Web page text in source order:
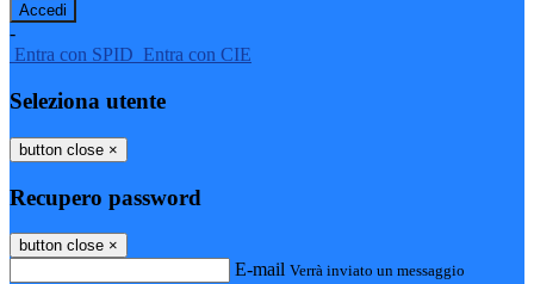
-
Entra con SPID Entra con CIE
Seleziona utente
button close ×
Recupero password
button close ×
E-mail Verrà inviato un messaggio